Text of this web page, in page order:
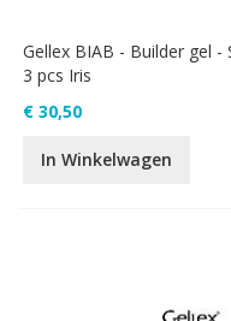
Gellex BIAB - Builder gel -
3 pcs Iris
€ 30,50
In Winkelwagen